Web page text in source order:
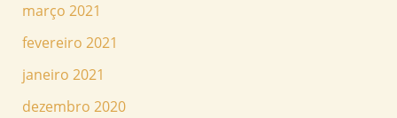
março 2021
fevereiro 2021
janeiro 2021
dezembro 2020